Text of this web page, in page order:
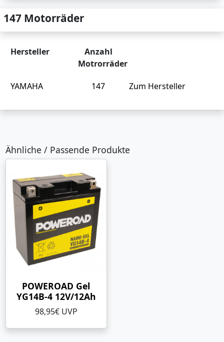
147 Motorräder
Hersteller
Anzahl
Motrorräder
YAMAHA 147 Zum Hersteller
Ähnliche / Passende Produkte
POWEROAD Gel
YG14B-4 12V/12Ah
98,95€ UVP